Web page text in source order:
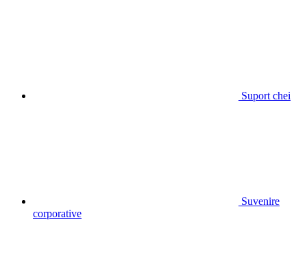
Suport chei
Suvenire
corporative